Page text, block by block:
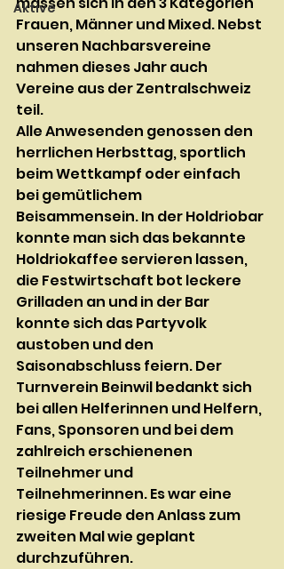
Aktive
Frauen, Männer und Mixed. Nebst
unseren Nachbarsvereine
nahmen dieses Jahr auch
Vereine aus der Zentralschweiz
teil.
Alle Anwesenden genossen den
herrlichen Herbsttag, sportlich
beim Wettkampf oder einfach
bei gemütlichem
Beisammensein. In der Holdriobar
konnte man sich das bekannte
Holdriokaffee servieren lassen,
die Festwirtschaft bot leckere
Grilladen an und in der Bar
konnte sich das Partyvolk
austoben und den
Saisonabschluss feiern. Der
Turnverein Beinwil bedankt sich
bei allen Helferinnen und Helfern,
Fans, Sponsoren und bei dem
zahlreich erschienenen
Teilnehmer und
Teilnehmerinnen. Es war eine
riesige Freude den Anlass zum
zweiten Mal wie geplant
durchzuführen.